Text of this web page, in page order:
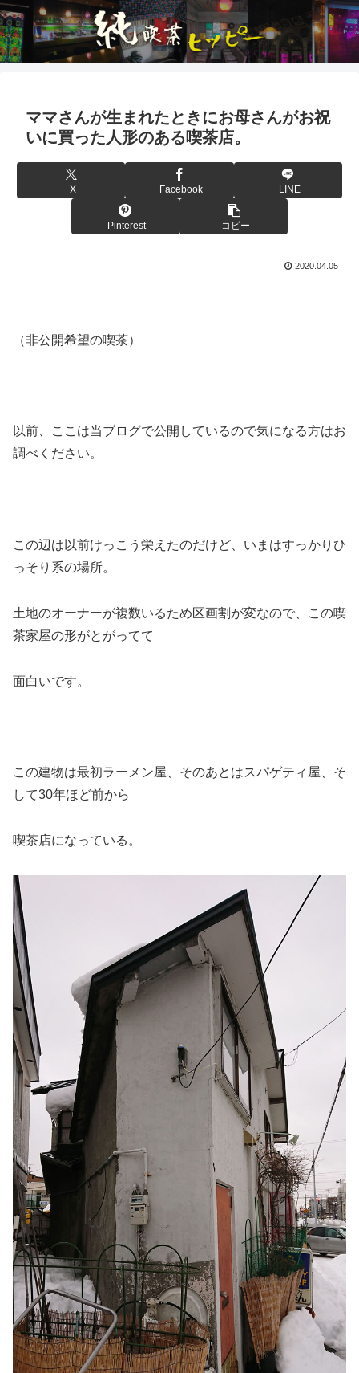
ママさんが生まれたときにお母さんがお祝
いに買った人形のある喫茶店。
X Facebook LINE
Pinterest コピー
2020.04.05
（非公開希望の喫茶）
以前、ここは当ブログで公開しているので気になる方はお
調べください。
この辺は以前けっこう栄えたのだけど、いまはすっかりひ
っそり系の場所。
土地のオーナーが複数いるため区画割が変なので、この喫
茶家屋の形がとがってて
面白いです。
この建物は最初ラーメン屋、そのあとはスパゲティ屋、そ
して30年ほど前から
喫茶店になっている。